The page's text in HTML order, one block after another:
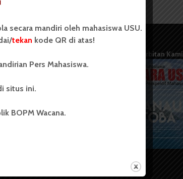
Siber
Terbitan Kami
secara mandiri oleh mahasiswa USU.
tekan kode QR di atas!
Pers Mahasiswa.
situs ini.
BOPM Wacana.